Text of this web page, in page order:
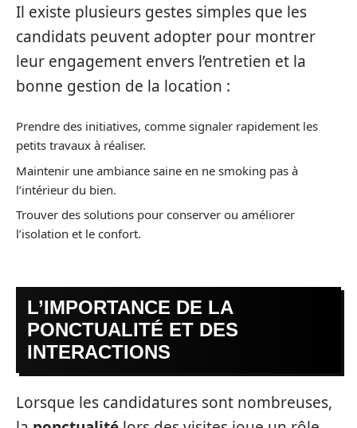
Il existe plusieurs gestes simples que les
candidats peuvent adopter pour montrer
leur engagement envers l’entretien et la
bonne gestion de la location :
Prendre des initiatives, comme signaler rapidement les
petits travaux à réaliser.
Maintenir une ambiance saine en ne smoking pas à
l’intérieur du bien.
Trouver des solutions pour conserver ou améliorer
l’isolation et le confort.
L’IMPORTANCE DE LA
PONCTUALITÉ ET DES
INTERACTIONS
Lorsque les candidatures sont nombreuses,